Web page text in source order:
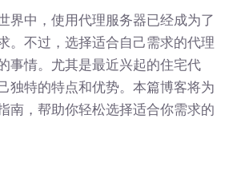
界中，使用代理服务器已经成为了
。不过，选择适合自己需求的代理
事情。尤其是最近兴起的住宅代
独特的特点和优势。本篇博客将为
南，帮助你轻松选择适合你需求的